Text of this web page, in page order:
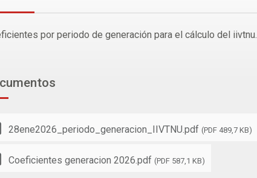
por periodo de generación para el cálculo del iivtnu.
28ene2026_periodo_generacion_IIVTNU.pdf (PDF 489,7 KB)
Coeficientes generacion 2026.pdf (PDF 587,1 KB)